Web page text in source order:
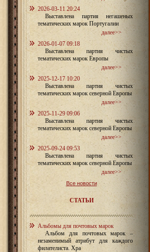
2026-03-11 20:24
Выставлена партия негашеных
тематических марок Португалии
далее>>
2026-01-07 09:18
Выставлена партия чистых
тематических марок Европы
далее>>
2025-12-17 10:20
Выставлена партия чистых
тематических марок северной Европы
далее>>
2025-11-29 09:06
Выставлена партия чистых
тематических марок северной Европы
далее>>
2025-09-24 09:53
Выставлена партия чистых
тематических марок северной Европы
далее>>
Все новости
СТАТЬИ
Альбомы для почтовых марок
Альбом для почтовых марок –
незаменимый атрибут для каждого
филателиста. Хра